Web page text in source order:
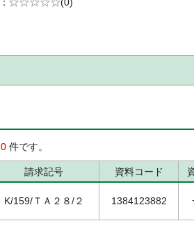
0 件です。
請求記号 資料コード
K/159/ＴＡ２８/２ 1384123882